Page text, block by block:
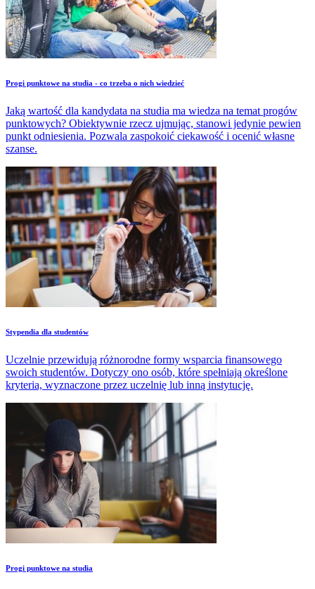
​Progi punktowe na studia - co trzeba o nich wiedzieć
Jaką wartość dla kandydata na studia ma wiedza na temat progów
punktowych? Obiektywnie rzecz ujmując, stanowi jedynie pewien
punkt odniesienia. Pozwala zaspokoić ciekawość i ocenić własne
szanse.
Stypendia dla studentów
Uczelnie przewidują różnorodne formy wsparcia finansowego
swoich studentów. Dotyczy ono osób, które spełniają określone
kryteria, wyznaczone przez uczelnię lub inną instytucję.
Progi punktowe na studia